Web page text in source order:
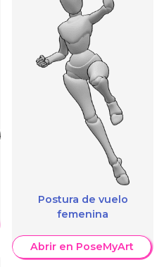
Postura de vuelo
femenina
Abrir en PoseMyArt